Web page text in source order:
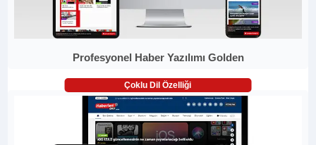
Profesyonel Haber Yazılımı Golden
Çoklu Dil Özelliği